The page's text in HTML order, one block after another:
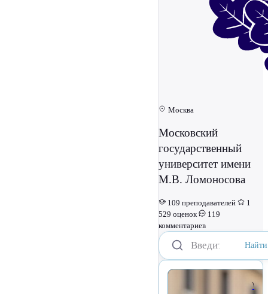
Москва
Московский
государственный
университет имени
М.В. Ломоносова
109 преподавателей
1
529 оценок
119
комментариев
Найти
\&#039;> \&#039;> \&#039;>